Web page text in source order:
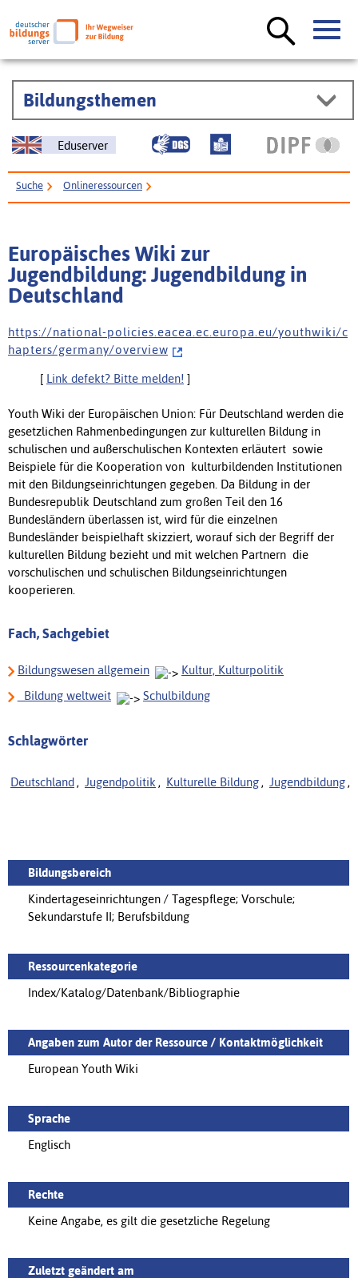
Bildungsthemen
Eduserver
Suche Onlineressourcen
Europäisches Wiki zur
Jugendbildung: Jugendbildung in
Deutschland
h t t p s : / / n a t i o n a l - p o l i c i e s . e a c e a . e c . e u r o p a . e u / y o u t h w i k i / c
h a p t e r s / g e r m a n y / o v e r v i e w
[ Link defekt? Bitte melden! ]
Youth Wiki der Europäischen Union: Für Deutschland werden die
gesetzlichen Rahmenbedingungen zur kulturellen Bildung in
schulischen und außerschulischen Kontexten erläutert sowie
Beispiele für die Kooperation von kulturbildenden Institutionen
mit den Bildungseinrichtungen gegeben. Da Bildung in der
Bundesrepublik Deutschland zum großen Teil den 16
Bundesländern überlassen ist, wird für die einzelnen
Bundesländer beispielhaft skizziert, worauf sich der Begriff der
kulturellen Bildung bezieht und mit welchen Partnern die
vorschulischen und schulischen Bildungseinrichtungen
kooperieren.
Fach, Sachgebiet
Bildungswesen allgemein
Kultur, Kulturpolitik
_Bildung weltweit
Schulbildung
Schlagwörter
Deutschland , Jugendpolitik , Kulturelle Bildung , Jugendbildung ,
Bildungsbereich
Kindertageseinrichtungen / Tagespflege; Vorschule;
Sekundarstufe II; Berufsbildung
Ressourcenkategorie
Index/Katalog/Datenbank/Bibliographie
Angaben zum Autor der Ressource / Kontaktmöglichkeit
European Youth Wiki
Sprache
Englisch
Rechte
Keine Angabe, es gilt die gesetzliche Regelung
Zuletzt geändert am